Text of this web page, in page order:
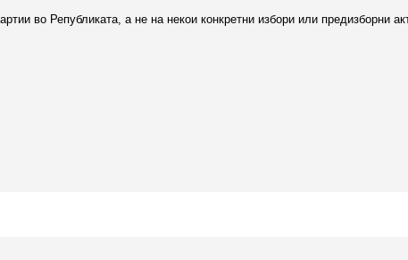
во Републиката, а не на некои конкретни избори или предизборни